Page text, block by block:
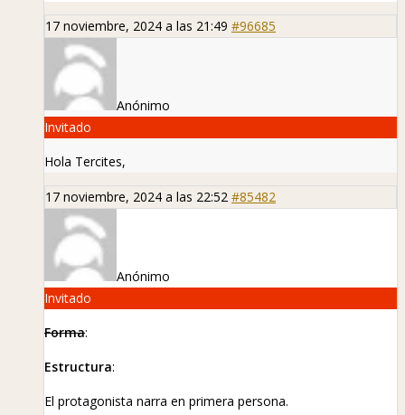
17 noviembre, 2024 a las 21:49 #96685
Anónimo
Invitado
Hola Tercites,
17 noviembre, 2024 a las 22:52 #85482
Anónimo
Invitado
Forma:
Estructura:
El protagonista narra en primera persona.